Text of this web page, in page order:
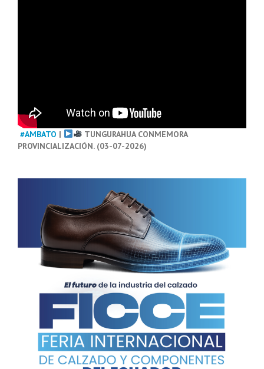
#AMBATO |
TUNGURAHUA CONMEMORA
PROVINCIALIZACIÓN. (03-07-2026)